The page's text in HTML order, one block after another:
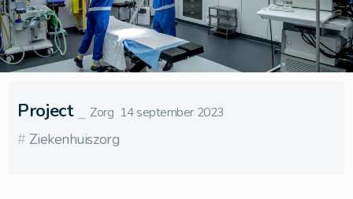
Project Zorg 14 september 2023
# Ziekenhuiszorg